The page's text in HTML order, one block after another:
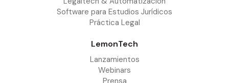
Software para Estudios Jurídicos
Práctica Legal
LemonTech
Lanzamientos
Webinars